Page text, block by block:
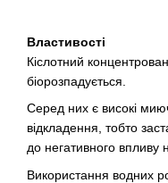
Властивості
Кіслотний
біорозпадується.
Серед них є високі
відкладення, тобто
до негативного впливу
Використання водних